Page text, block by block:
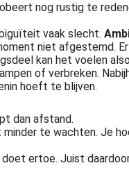
nog rustig te
vaak slecht.
niet afgestemd.
kan het voelen
of verbreken.
hoeft te blijven.
dan afstand.
te wachten.
ertoe. Juist